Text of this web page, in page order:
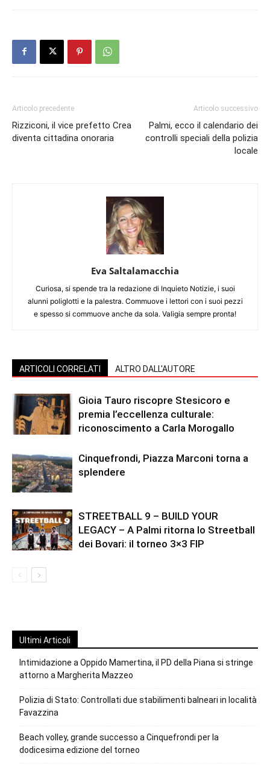
Articolo precedente
Rizziconi, il vice prefetto Crea
diventa cittadina onoraria
Articolo successivo
Palmi, ecco il calendario dei
controlli speciali della polizia
locale
Eva Saltalamacchia
Curiosa, si spende tra la redazione di Inquieto Notizie, i suoi
alunni poliglotti e la palestra. Commuove i lettori con i suoi pezzi
e spesso si commuove anche da sola. Valigia sempre pronta!
ARTICOLI CORRELATI ALTRO DALL'AUTORE
Gioia Tauro riscopre Stesicoro e
premia l’eccellenza culturale:
riconoscimento a Carla Morogallo
Cinquefrondi, Piazza Marconi torna a
splendere
STREETBALL 9 – BUILD YOUR
LEGACY – A Palmi ritorna lo Streetball
dei Bovari: il torneo 3×3 FIP
Ultimi Articoli
Intimidazione a Oppido Mamertina, il PD della Piana si stringe
attorno a Margherita Mazzeo
Polizia di Stato: Controllati due stabilimenti balneari in località
Favazzina
Beach volley, grande successo a Cinquefrondi per la
dodicesima edizione del torneo